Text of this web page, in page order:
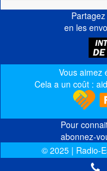
en les
Vous aimez
Cela a un coût :
Pour
abonnez-
© 2025 | Radio-